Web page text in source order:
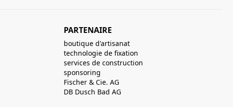
PARTENAIRE
boutique d'artisanat
technologie de fixation
services de construction
sponsoring
Fischer & Cie. AG
DB Dusch Bad AG